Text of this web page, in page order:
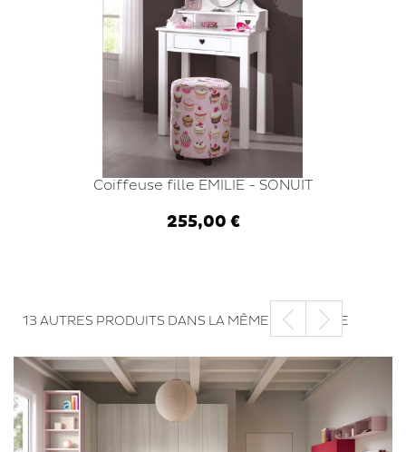
Coiffeuse fille EMILIE - SONUIT
255,00 €
13 AUTRES PRODUITS DANS LA MÊME CATÉGORIE